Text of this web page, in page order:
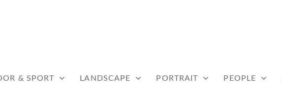
& SPORT LANDSCAPE PORTRAIT PEOPLE